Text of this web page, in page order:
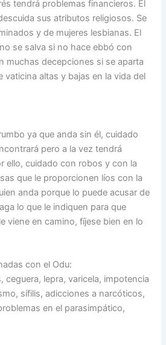
tendrá problemas financieros. El
sus atributos religiosos. Se
y de mujeres lesbianas. El
se salva si no hace ebbó con
muchas decepciones si se aparta
vaticina altas y bajas en la vida del
ya que anda sin él, cuidado
pero a la vez tendrá
ello, cuidado con robos y con la
que le proporcionen líos con la
anda porque lo puede acusar de
lo que le indiquen para que
viene en camino, fíjese bien en lo
con el Odu:
ceguera, lepra, varicela, impotencia
sífilis, adicciones a narcóticos,
en el parasimpático,